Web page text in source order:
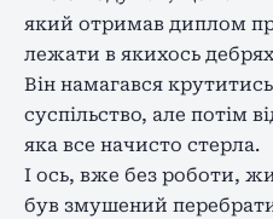
який отримав диплом
лежати в якихось
Він намагався
суспільство, але потім
яка все начисто стерла.
І ось, вже без роботи,
був змушений